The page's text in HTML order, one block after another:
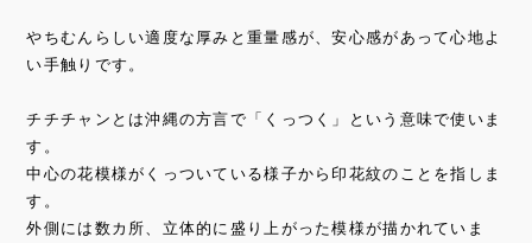
やちむんらしい適度な厚みと重量感が、安心感があって心地よ
い手触りです。
チチチャンとは沖縄の方言で「くっつく」という意味で使いま
す。
中心の花模様がくっついている様子から印花紋のことを指しま
す。
外側には数カ所、立体的に盛り上がった模様が描かれていま